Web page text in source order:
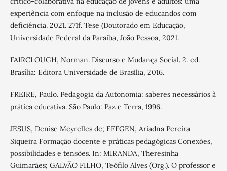
experiência com enfoque na inclusão de educandos com
deficiência. 2021. 271f. Tese (Doutorado em Educação,
Universidade Federal da Paraíba, João Pessoa, 2021.
FAIRCLOUGH, Norman. Discurso e Mudança Social. 2. ed.
Brasília: Editora Universidade de Brasília, 2016.
FREIRE, Paulo. Pedagogia da Autonomia: saberes necessários à
prática educativa. São Paulo: Paz e Terra, 1996.
JESUS, Denise Meyrelles de; EFFGEN, Ariadna Pereira
Siqueira Formação docente e práticas pedagógicas Conexões,
possibilidades e tensões. In: MIRANDA, Theresinha
Guimarães; GALVÃO FILHO, Teófilo Alves (Org.). O professor e